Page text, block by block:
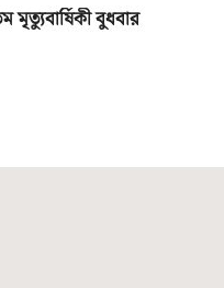
বুধবার